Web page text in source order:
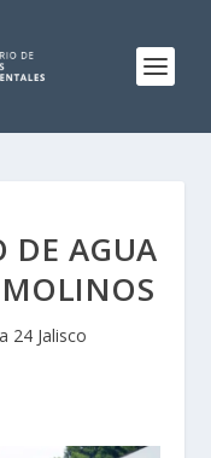
DE AGUA
24 Jalisco